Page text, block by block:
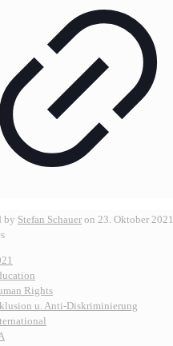
by Stefan Schauer on 23. Oktober 2021
Rights
u. Anti-Diskriminierung